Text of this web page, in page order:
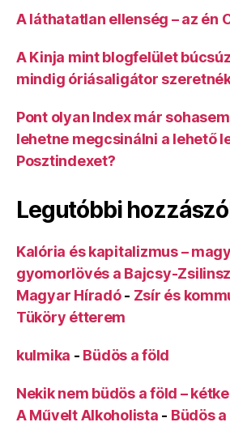
A láthatatlan ellenség – az én
A Kinja mint blogfelület
mindig óriásaligátor
Pont olyan Index már
lehetne megcsinálni a lehető
Posztindexet?
Legutóbbi
Kalória és kapitalizmus –
gyomorlövés a Bajcsy-
Magyar Híradó- Zsír és
Tüköry étterem
kulmika - Büdös a föld
Nekik nem büdös a föld –
A Művelt Alkoholista - Büdös